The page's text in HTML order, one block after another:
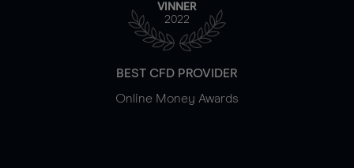
VINNER
2022
BEST CFD PROVIDER
Online Money Awards